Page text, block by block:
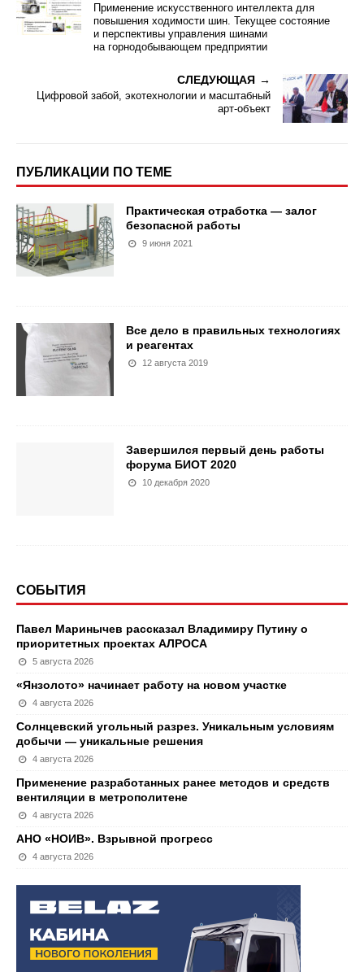
Применение искусственного интеллекта для
повышения ходимости шин. Текущее состояние
и перспективы управления шинами
на горнодобывающем предприятии
СЛЕДУЮЩАЯ
Цифровой забой, экотехнологии и масштабный
арт-объект
ПУБЛИКАЦИИ ПО ТЕМЕ
Практическая отработка — залог
безопасной работы
9 июня 2021
Все дело в правильных технологиях
и реагентах
12 августа 2019
Завершился первый день работы
форума БИОТ 2020
10 декабря 2020
СОБЫТИЯ
Павел Маринычев рассказал Владимиру Путину о
приоритетных проектах АЛРОСА
5 августа 2026
«Янзолото» начинает работу на новом участке
4 августа 2026
Солнцевский угольный разрез. Уникальным условиям
добычи — уникальные решения
4 августа 2026
Применение разработанных ранее методов и средств
вентиляции в метрополитене
4 августа 2026
АНО «НОИВ». Взрывной прогресс
4 августа 2026